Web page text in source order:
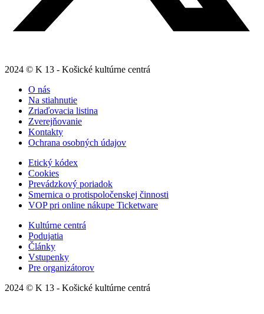
2024 © K 13 - Košické kultúrne centrá
O nás
Na stiahnutie
Zriaďovacia listina
Zverejňovanie
Kontakty
Ochrana osobných údajov
Etický kódex
Cookies
Prevádzkový poriadok
Smernica o protispoločenskej činnosti
VOP pri online nákupe Ticketware
Kultúrne centrá
Podujatia
Články
Vstupenky
Pre organizátorov
2024 © K 13 - Košické kultúrne centrá